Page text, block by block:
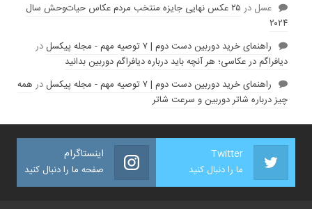
عسل در
۲۵ عکس نهایی جایزه منتخب مردم عکاس حیات‌وحش سال
۲۰۲۴
راهنمای خرید دوربین دست دوم | ۷ توصیه مهم - مجله پیکسل
در
دیافراگم در عکاسی؛ هر آنچه باید درباره دیافراگم دوربین بدانید
راهنمای خرید دوربین دست دوم | ۷ توصیه مهم - مجله پیکسل
در همه
چیز درباره شاتر دوربین و سرعت شاتر
Twitter
ما را دنبال کنید
اینستاگرام
صفحه ما را دنبال کنید